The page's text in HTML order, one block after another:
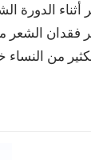
الدورة
فقدان